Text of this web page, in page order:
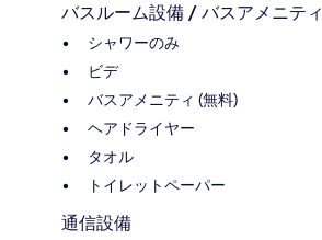
バスルーム設備 / バスアメニティ
シャワーのみ
ビデ
バスアメニティ (無料)
ヘアドライヤー
タオル
トイレットペーパー
通信設備